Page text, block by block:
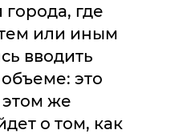
где
или иным
вводить
это
же
о том, как